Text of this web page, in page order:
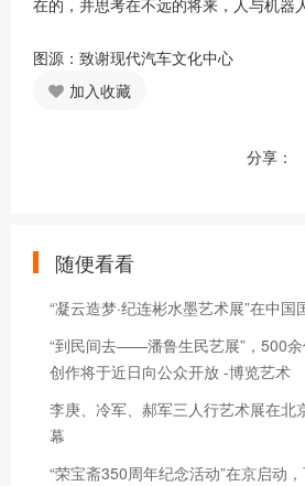
在的，并思考在不远的将来，人与机器
图源：致谢现代汽车文化中心
加入收藏
分享：
随便看看
“凝云造梦·纪连彬水墨艺术展”在中
“到民间去——潘鲁生民艺展”，500
创作将于近日向公众开放 -博览艺术
李庚、冷军、郝军三人行艺术展在北
幕
“荣宝斋350周年纪念活动”在京启动